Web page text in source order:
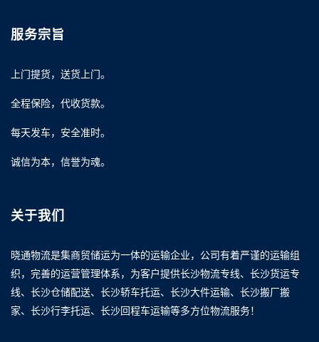
服务宗旨
上门提货，送货上门。
全程保险，代收货款。
每天发车，安全准时。
诚信为本，信誉为魂。
关于我们
晓通物流是集商贸储运为一体的运输企业，公司有着严谨的运输组
织，完善的运营管理体系，为客户提供长沙物流专线、长沙货运专
线、长沙仓储配送、长沙轿车托运、长沙大件运输、长沙搬厂搬
家、长沙行李托运、长沙回程车运输等多方位物流服务！